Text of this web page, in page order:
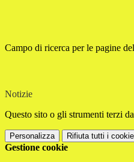
Campo di ricerca per le pagine
Notizie
Questo sito o gli strumenti terzi
Personalizza Rifiuta tutti i
Gestione cookie